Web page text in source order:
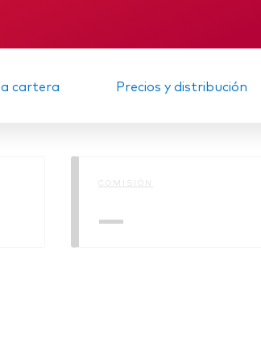
sostenibilidad: resumen
cartera Precios y distribución
COMISIÓN
—